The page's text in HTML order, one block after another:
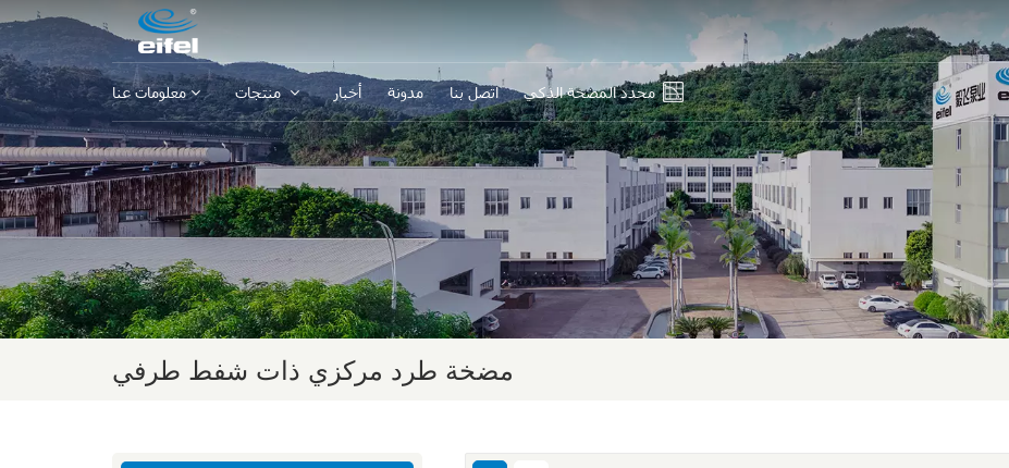
English
Русский
Español
عربي
中文
معلومات عنا منتجات أخبار مدونة اتصل بنا محدد المضخة الذكي
مضخة طرد مركزي ذات شفط طرفي